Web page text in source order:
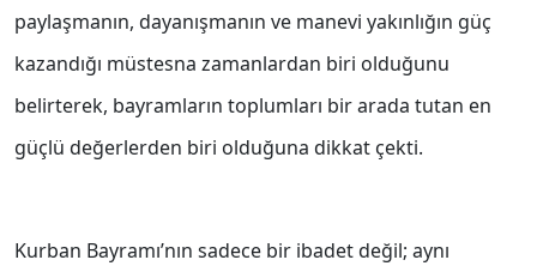
paylaşmanın, dayanışmanın ve manevi yakınlığın güç
kazandığı müstesna zamanlardan biri olduğunu
belirterek, bayramların toplumları bir arada tutan en
güçlü değerlerden biri olduğuna dikkat çekti.
Kurban Bayramı’nın sadece bir ibadet değil; aynı